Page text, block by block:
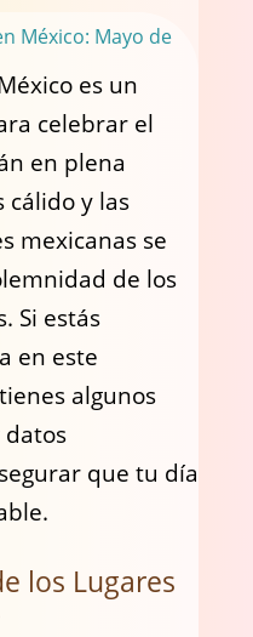
México: Mayo de
es un
celebrar el
en plena
cálido y las
mexicanas se
de los
Si estás
en este
algunos
datos
que tu día
los Lugares